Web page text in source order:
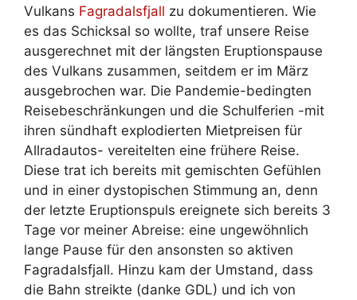
Vulkans Fagradalsfjall zu dokumentieren. Wie
es das Schicksal so wollte, traf unsere Reise
ausgerechnet mit der längsten Eruptionspause
des Vulkans zusammen, seitdem er im März
ausgebrochen war. Die Pandemie-bedingten
Reisebeschränkungen und die Schulferien -mit
ihren sündhaft explodierten Mietpreisen für
Allradautos- vereitelten eine frühere Reise.
Diese trat ich bereits mit gemischten Gefühlen
und in einer dystopischen Stimmung an, denn
der letzte Eruptionspuls ereignete sich bereits 3
Tage vor meiner Abreise: eine ungewöhnlich
lange Pause für den ansonsten so aktiven
Fagradalsfjall. Hinzu kam der Umstand, dass
die Bahn streikte (danke GDL) und ich von